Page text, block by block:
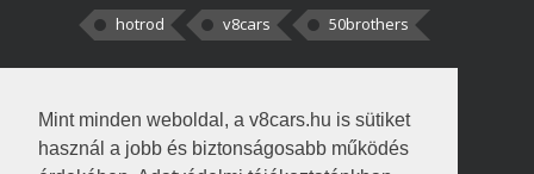
Mint minden weboldal, a v8cars.hu is sütiket
használ a jobb és biztonságosabb működés
hotrod
v8cars 50brothers
kortisz:Elszúrtam! Én csak két
darabbaal számoltam. Nem tudtam, hogy fél autót,